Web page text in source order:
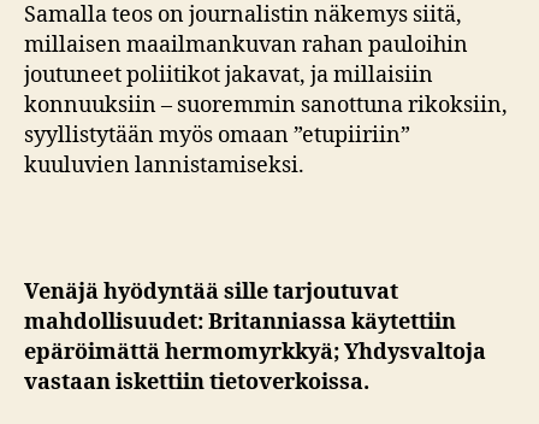
Samalla teos on journalistin näkemys siitä,
millaisen maailmankuvan rahan pauloihin
joutuneet poliitikot jakavat, ja millaisiin
konnuuksiin – suoremmin sanottuna rikoksiin,
syyllistytään myös omaan ”etupiiriin”
kuuluvien lannistamiseksi.
Venäjä hyödyntää sille tarjoutuvat
mahdollisuudet: Britanniassa käytettiin
epäröimättä hermomyrkkyä; Yhdysvaltoja
vastaan iskettiin tietoverkoissa.